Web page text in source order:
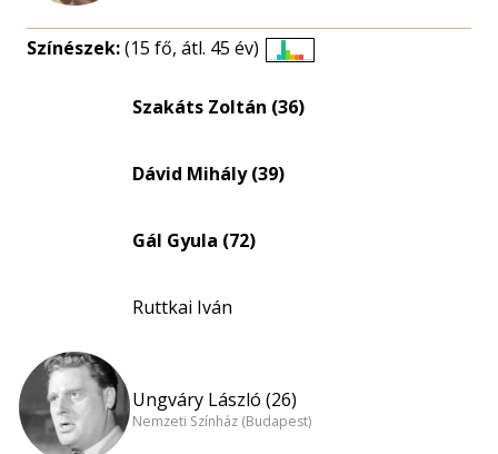
Színészek:(15 fő, átl. 45 év)
eloszlás
Szakáts Zoltán (36)
Dávid Mihály (39)
Gál Gyula (72)
Ruttkai Iván
Ungváry László (26)
Nemzeti Színház (Budapest)